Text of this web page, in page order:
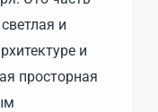
и
и
просторная